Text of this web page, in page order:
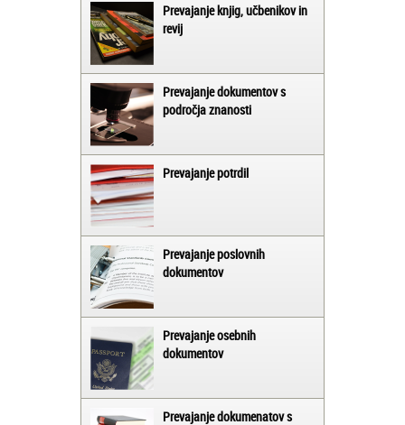
Prevajanje knjig, učbenikov in
revij
Prevajanje dokumentov s
področja znanosti
Prevajanje potrdil
Prevajanje poslovnih
dokumentov
Prevajanje osebnih
dokumentov
Prevajanje dokumenatov s